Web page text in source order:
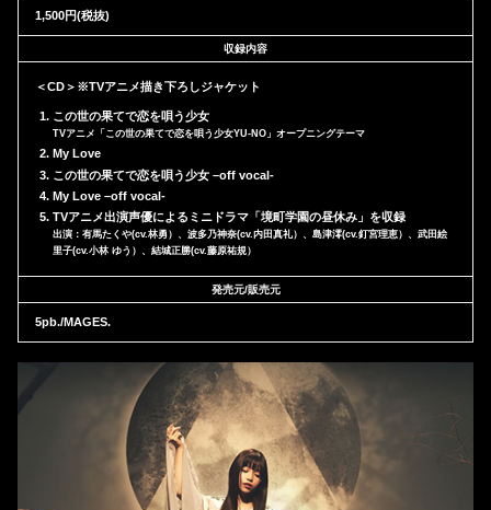
1,500円(税抜)
収録内容
＜CD＞※TVアニメ描き下ろしジャケット
この世の果てで恋を唄う少女
TVアニメ「この世の果てで恋を唄う少女YU-NO」オープニングテーマ
My Love
この世の果てで恋を唄う少女 –off vocal-
My Love –off vocal-
TVアニメ出演声優によるミニドラマ「境町学園の昼休み」を収録
出演：有馬たくや(cv.林勇）、波多乃神奈(cv.内田真礼）、島津澪(cv.釘宮理恵）、武田絵
里子(cv.小林 ゆう）、結城正勝(cv.藤原祐規）
発売元/販売元
5pb./MAGES.